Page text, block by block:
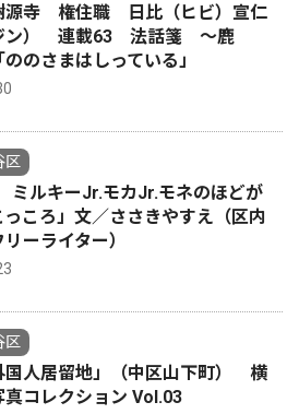
源寺 権住職 日比（ヒビ）宣仁
ン） 連載63 法話箋 〜鹿
のさまはしっている」
区
ルキーJr.モカJr.モネのほどが
ころ」文／ささきやすえ（区内
ーライター）
区
国人居留地」（中区山下町） 横
真コレクション Vol.03